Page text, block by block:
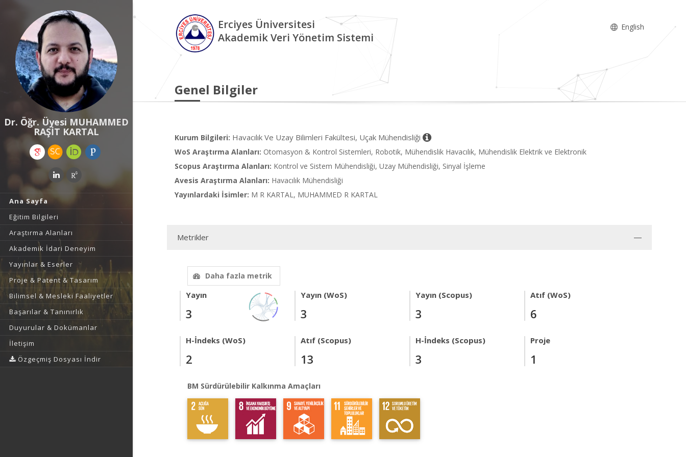
Dr. Öğr. Üyesi MUHAMMED
RAŞİT KARTAL
Ana Sayfa
Eğitim Bilgileri
Araştırma Alanları
Akademik İdari Deneyim
Yayınlar & Eserler
Proje & Patent & Tasarım
Bilimsel & Mesleki Faaliyetler
Başarılar & Tanınırlık
Duyurular & Dokümanlar
İletişim
Özgeçmiş Dosyası İndir
Erciyes Üniversitesi
Akademik Veri Yönetim Sistemi
English
Genel Bilgiler
Kurum Bilgileri: Havacılık Ve Uzay Bilimleri Fakültesi, Uçak Mühendisliği
WoS Araştırma Alanları: Otomasyon & Kontrol Sistemleri, Robotik, Mühendislik Havacılık, Mühendislik Elektrik ve Elektronik
Scopus Araştırma Alanları: Kontrol ve Sistem Mühendisliği, Uzay Mühendisliği, Sinyal İşleme
Avesis Araştırma Alanları: Havacılık Mühendisliği
Yayınlardaki İsimler: M R KARTAL, MUHAMMED R KARTAL
Metrikler
Daha fazla metrik
Yayın
3
Yayın (WoS)
3
Yayın (Scopus)
3
Atıf (WoS)
6
H-İndeks (WoS)
2
Atıf (Scopus)
13
H-İndeks (Scopus)
3
Proje
1
BM Sürdürülebilir Kalkınma Amaçları